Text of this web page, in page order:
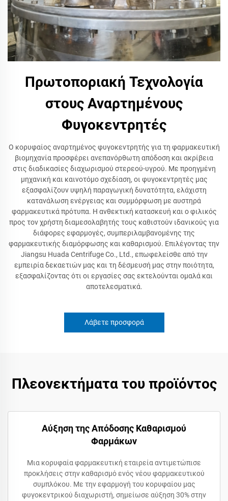
Πρωτοποριακή Τεχνολογία
στους Αναρτημένους
Φυγοκεντρητές
Ο κορυφαίος αναρτημένος φυγοκεντρητής για τη φαρμακευτική
βιομηχανία προσφέρει ανεπανόρθωτη απόδοση και ακρίβεια
στις διαδικασίες διαχωρισμού στερεού-υγρού. Με προηγμένη
μηχανική και καινοτόμο σχεδίαση, οι φυγοκεντρητές μας
εξασφαλίζουν υψηλή παραγωγική δυνατότητα, ελάχιστη
κατανάλωση ενέργειας και συμμόρφωση με αυστηρά
φαρμακευτικά πρότυπα. Η ανθεκτική κατασκευή και ο φιλικός
προς τον χρήστη διαμεσολαβητής τους καθιστούν ιδανικούς για
διάφορες εφαρμογές, συμπεριλαμβανομένης της
φαρμακευτικής διαμόρφωσης και καθαρισμού. Επιλέγοντας την
Jiangsu Huada Centrifuge Co., Ltd., επωφελείσθε από την
εμπειρία δεκαετιών μας και τη δέσμευσή μας στην ποιότητα,
εξασφαλίζοντας ότι οι εργασίες σας εκτελούνται ομαλά και
αποτελεσματικά.
Λάβετε προσφορά
Πλεονεκτήματα του προϊόντος
Αύξηση της Απόδοσης Καθαρισμού
Φαρμάκων
Μια κορυφαία φαρμακευτική εταιρεία αντιμετώπισε
προκλήσεις στην καθαρισμό ενός νέου φαρμακευτικού
συμπλόκου. Με την εφαρμογή του κορυφαίου μας
φυγοκεντρικού διαχωριστή, σημείωσε αύξηση 30% στην